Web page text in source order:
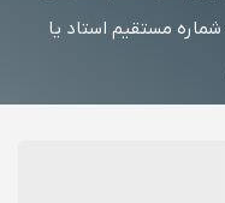
مستقیم استاد یا